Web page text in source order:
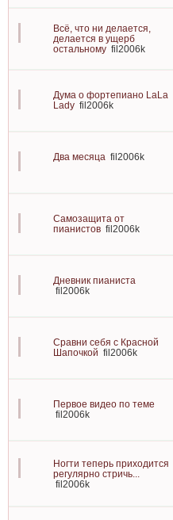
Всё, что ни делается,
делается в ущерб
остальному fil2006k
Дума о фортепиано LaLa
Lady fil2006k
Два месяца fil2006k
Самозащита от
пианистов fil2006k
Дневник пианиста
fil2006k
Сравни себя с Красной
Шапочкой fil2006k
Первое видео по теме
fil2006k
Ногти теперь приходится
регулярно стричь...
fil2006k